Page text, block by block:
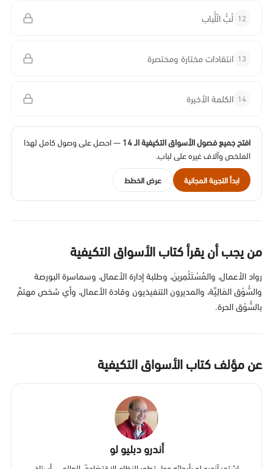
12 لُبُّ الْلُّباب
13 انتقادات مختارة ومختصرة
14 الكلمة الأخيرة
افتح جميع فصول الأسواق التكيفية الـ 14
— احصل على وصول كامل لهذا
الملخص وآلاف غيره على لباب.
ابدأ التجربة المجانية عرض الخطط
من يجب أن يقرأ كتاب الأسواق التكيفية
رواد الأعمال، والمُسْتَثْمِرينَ، وطلبة إدارة الأعمال، وسماسرة البورصة
والسُّوْق المَالِيَّة، والمديرون التنفيذيون وقادة الأعمال، وأي شخص مهتمِّ
بالسُّوْق الحرة.
عن مؤلف كتاب الأسواق التكيفية
أندرو دبليو لو